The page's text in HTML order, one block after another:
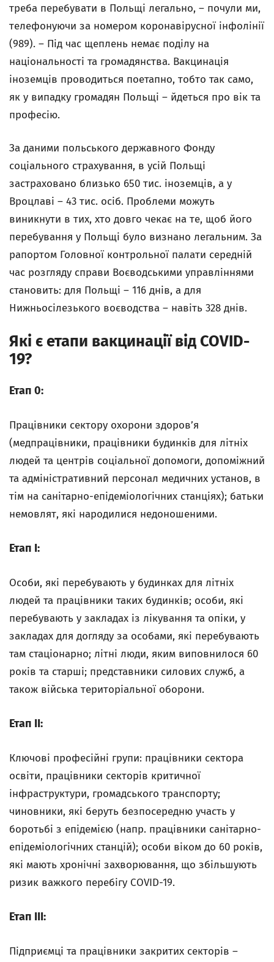
треба перебувати в Польщі легально, – почули ми,
телефонуючи за номером коронавірусної інфолінії
(989). – Під час щеплень немає поділу на
національності та громадянства. Вакцинація
іноземців проводиться поетапно, тобто так само,
як у випадку громадян Польщі – йдеться про вік та
професію.
За даними польського державного Фонду
соціального страхування, в усій Польщі
застраховано близько 650 тис. іноземців, а у
Вроцлаві – 43 тис. осіб. Проблеми можуть
виникнути в тих, хто довго чекає на те, щоб його
перебування у Польщі було визнано легальним. За
рапортом Головної контрольної палати середній
час розгляду справи Воєводськими управліннями
становить: для Польщі – 116 днів, а для
Нижньосілезького воєводства – навіть 328 днів.
Які є етапи вакцинації від COVID-
19?
Етап 0:
Працівники сектору охорони здоров’я
(медпрацівники, працівники будинків для літніх
людей та центрів соціальної допомоги, допоміжний
та адміністративний персонал медичних установ, в
тім на санітарно-епідеміологічних станціях); батьки
немовлят, які народилися недоношеними.
Етап I:
Особи, які перебувають у будинках для літніх
людей та працівники таких будинків; особи, які
перебувають у закладах із лікування та опіки, у
закладах для догляду за особами, які перебувають
там стаціонарно; літні люди, яким виповнилося 60
років та старші; представники силових служб, а
також війська територіальної оборони.
Етап II:
Ключові професійні групи: працівники сектора
освіти, працівники секторів критичної
інфраструктури, громадського транспорту;
чиновники, які беруть безпосередню участь у
боротьбі з епідемією (напр. працівники санітарно-
епідеміологічних станцій); особи віком до 60 років,
які мають хронічні захворювання, що збільшують
ризик важкого перебігу COVID-19.
Етап III:
Підприємці та працівники закритих секторів –